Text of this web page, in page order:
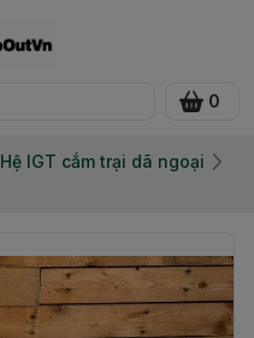
0
Hệ IGT cắm trại dã ngoại